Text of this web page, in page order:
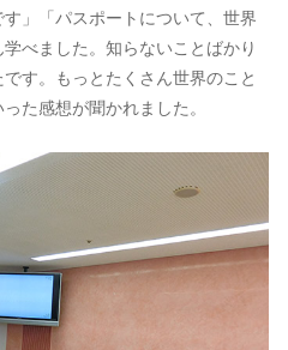
」「パスポートについて、世界
べました。知らないことばかり
す。もっとたくさん世界のこと
た感想が聞かれました。